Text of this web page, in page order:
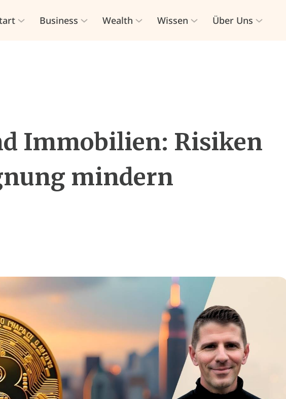
Business Wealth Wissen Über Uns
Immobilien: Risiken
mindern